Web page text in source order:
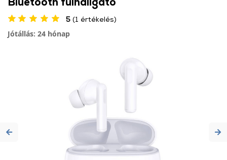
5 (1 értékelés)
Jótállás: 24 hónap
Previous